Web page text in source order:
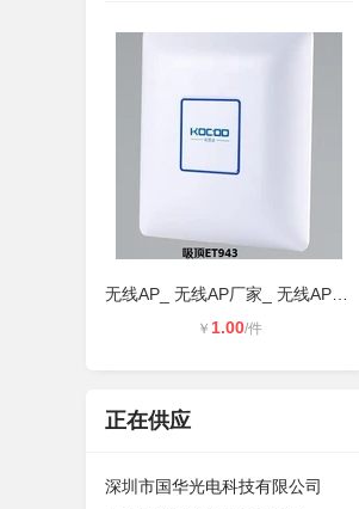
￥ 1.00/件
正在供应
深圳市国华光电科技有限公司